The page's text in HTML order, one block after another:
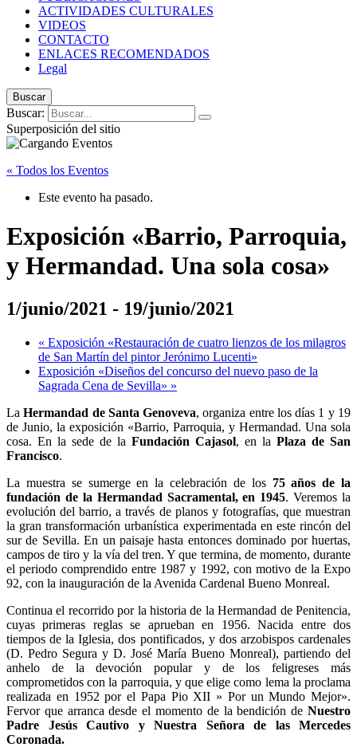
ACTIVIDADES CULTURALES
VIDEOS
CONTACTO
ENLACES RECOMENDADOS
Legal
Buscar
Buscar:
Superposición del sitio
« Todos los Eventos
Este evento ha pasado.
Exposición «Barrio, Parroquia,
y Hermandad. Una sola cosa»
1/junio/2021 - 19/junio/2021
« Exposición «Restauración de cuatro lienzos de los milagros
de San Martín del pintor Jerónimo Lucenti»
Exposición «Diseños del concurso del nuevo paso de la
Sagrada Cena de Sevilla» »
LaHermandad de Santa Genoveva, organiza entre los días 1 y 19
de Junio, la exposición «Barrio, Parroquia, y Hermandad. Una sola
cosa. En la sede de la Fundación Cajasol, en la Plaza de San
Francisco.
La muestra se sumerge en la celebración de los 75 años de la
fundación de la Hermandad Sacramental, en 1945. Veremos la
evolución del barrio, a través de planos y fotografías, que muestran
la gran transformación urbanística experimentada en este rincón del
sur de Sevilla. En un paisaje hasta entonces dominado por huertas,
campos de tiro y la vía del tren. Y que termina, de momento, durante
el periodo comprendido entre 1987 y 1992, con motivo de la Expo
92, con la inauguración de la Avenida Cardenal Bueno Monreal.
Continua el recorrido por la historia de la Hermandad de Penitencia,
cuyas primeras reglas se aprueban en 1956. Nacida entre dos
tiempos de la Iglesia, dos pontificados, y dos arzobispos cardenales
(D. Pedro Segura y D. José María Bueno Monreal), partiendo del
anhelo de la devoción popular y de los feligreses más
comprometidos con la parroquia, y que elige como lema la proclama
realizada en 1952 por el Papa Pio XII » Por un Mundo Mejor».
Fervor que arranca desde el momento de la bendición de Nuestro
Padre Jesús Cautivo y Nuestra Señora de las Mercedes
Coronada.